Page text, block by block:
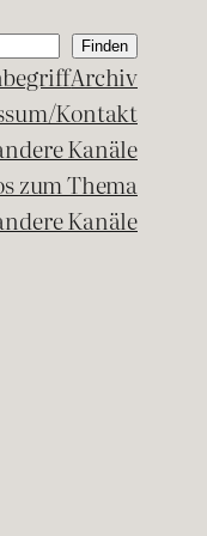
Finden
Archiv
Kontakt
Kanäle
zum Thema
Kanäle